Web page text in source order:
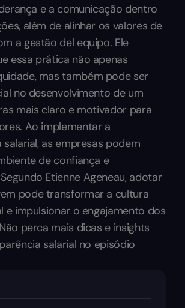
e a comunicação dentro
além de alinhar os valores de
a gestão del equipo. Ele
essa prática não apenas
mas também pode ser
no desenvolvimento de um
mais claro e motivador para
Ao implementar a
as empresas podem
de confiança e
Etienne Ageneau, adotar
pode transformar a cultura
e impulsionar o engajamento dos
perca mais dicas e insights
salarial no episódio